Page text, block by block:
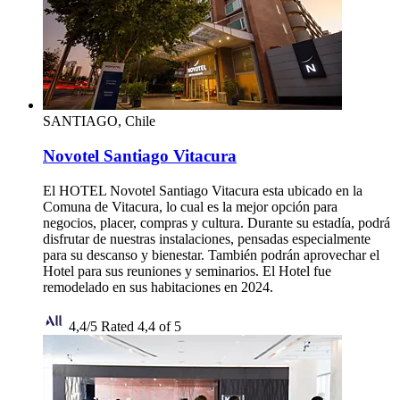
SANTIAGO, Chile
Novotel Santiago Vitacura
El HOTEL Novotel Santiago Vitacura esta ubicado en la
Comuna de Vitacura, lo cual es la mejor opción para
negocios, placer, compras y cultura. Durante su estadía, podrá
disfrutar de nuestras instalaciones, pensadas especialmente
para su descanso y bienestar. También podrán aprovechar el
Hotel para sus reuniones y seminarios. El Hotel fue
remodelado en sus habitaciones en 2024.
4,4/5 Rated 4,4 of 5